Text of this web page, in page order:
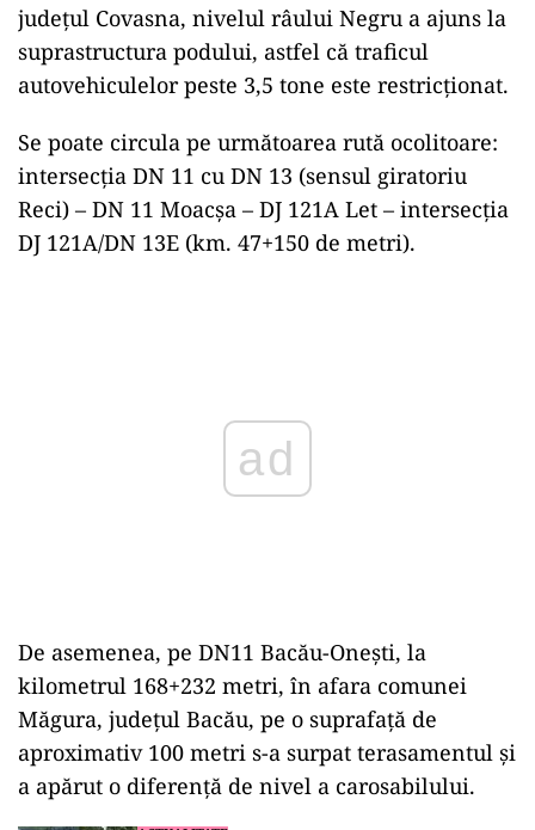
județul Covasna, nivelul râului Negru a ajuns la
suprastructura podului, astfel că traficul
autovehiculelor peste 3,5 tone este restricționat.
Se poate circula pe următoarea rută ocolitoare:
intersecția DN 11 cu DN 13 (sensul giratoriu
Reci) – DN 11 Moacșa – DJ 121A Let – intersecția
DJ 121A/DN 13E (km. 47+150 de metri).
De asemenea, pe DN11 Bacău-Onești, la
kilometrul 168+232 metri, în afara comunei
Măgura, județul Bacău, pe o suprafață de
aproximativ 100 metri s-a surpat terasamentul și
a apărut o diferență de nivel a carosabilului.